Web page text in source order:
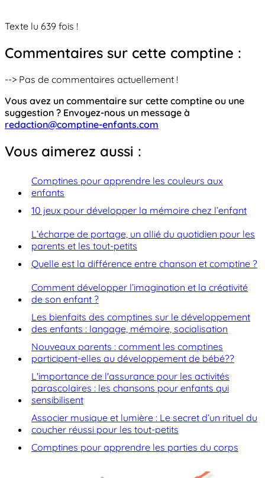
Texte lu 639 fois !
Commentaires sur cette comptine :
--> Pas de commentaires actuellement !
Vous avez un commentaire sur cette comptine ou une
suggestion ? Envoyez-nous un message à
redaction@comptine-enfants.com
Vous aimerez aussi :
Comptines pour apprendre les couleurs aux
enfants
10 jeux pour développer la mémoire chez l’enfant
L’écharpe de portage, un allié du quotidien pour les
parents et les tout-petits
Quelle est la différence entre chanson et comptine ?
Comment développer l’imagination et la créativité
de son enfant ?
Les bienfaits des comptines sur le développement
des enfants : langage, mémoire, socialisation
Nouveaux parents : comment les comptines
participent-elles au développement de bébé??
L'importance de l'assurance pour les activités
parascolaires : les chansons pour enfants qui
sensibilisent
Associer musique et lumière : Le secret d’un rituel du
coucher réussi pour les tout-petits
Comptines pour apprendre les parties du corps